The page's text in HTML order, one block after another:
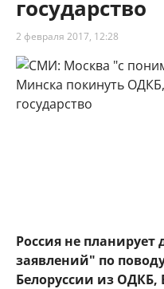
государство
2 февраля 2017, 12:28
Россия не планирует
заявлений" по
Белоруссии из ОДКБ,